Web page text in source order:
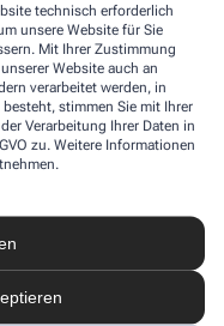
technisch erforderlich
unsere Website für Sie
Mit Ihrer Zustimmung
Website auch an
verarbeitet werden, in
stimmen Sie mit Ihrer
Verarbeitung Ihrer Daten in
zu. Weitere Informationen